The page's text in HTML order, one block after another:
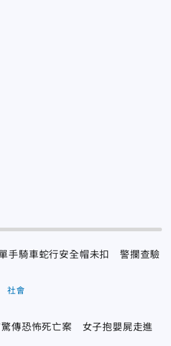
手騎車蛇行安全帽未扣 警攔查驗
社會
驚傳恐怖死亡案 女子抱嬰屍走進